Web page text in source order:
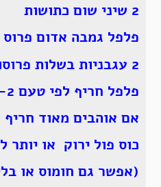
2 שיני שום כתושות
פלפל גמבה אדום פרוס
2 עגבניות בשלות פרוסות דק
פלפל חריף לפי טעם 1-2
אם אוהבים מאוד
כוס פול ירוק או יותר
(אפשר גם חומוס או